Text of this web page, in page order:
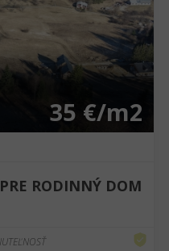
❯
35 €/m2
RODINNÝ DOM